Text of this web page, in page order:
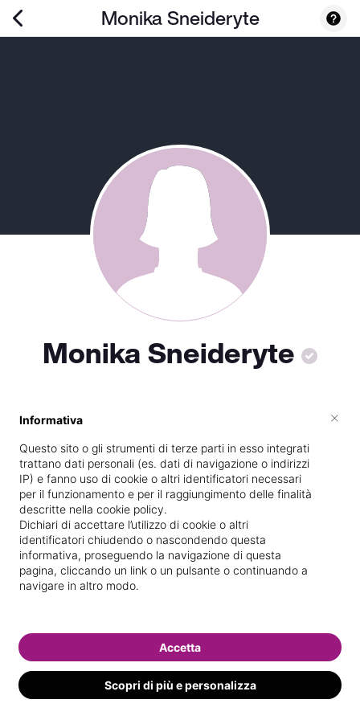
Monika Sneideryte
Monika Sneideryte
Vedi le informazioni di Monika
Informativa
Questo sito o gli strumenti di terze parti in esso integrati
trattano dati personali (es. dati di navigazione o indirizzi
IP) e fanno uso di cookie o altri identificatori necessari
per il funzionamento e per il raggiungimento delle finalità
descritte nella cookie policy.
Dichiari di accettare l’utilizzo di cookie o altri
identificatori chiudendo o nascondendo questa
informativa, proseguendo la navigazione di questa
pagina, cliccando un link o un pulsante o continuando a
navigare in altro modo.
Scopri di più e personalizza
Accetta
×